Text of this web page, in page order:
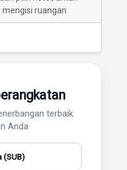
ruangan
terbaik
Anda
(SUB)